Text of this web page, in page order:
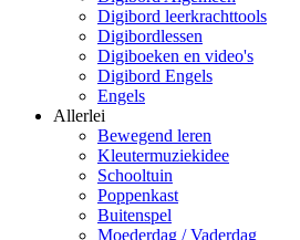
Digibord leerkrachttools
Digibordlessen
Digiboeken en video's
Digibord Engels
Engels
Allerlei
Bewegend leren
Kleutermuziekidee
Schooltuin
Poppenkast
Buitenspel
Moederdag / Vaderdag